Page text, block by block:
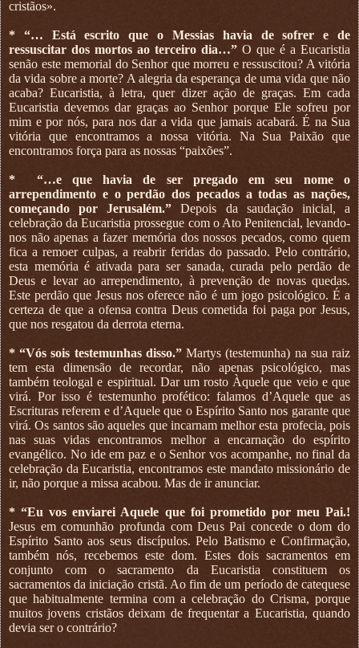
cristãos».
* “… Está escrito que o Messias havia de sofrer e de
ressuscitar dos mortos ao terceiro dia…” O que é a Eucaristia
senão este memorial do Senhor que morreu e ressuscitou? A vitória
da vida sobre a morte? A alegria da esperança de uma vida que não
acaba? Eucaristia, à letra, quer dizer ação de graças. Em cada
Eucaristia devemos dar graças ao Senhor porque Ele sofreu por
mim e por nós, para nos dar a vida que jamais acabará. É na Sua
vitória que encontramos a nossa vitória. Na Sua Paixão que
encontramos força para as nossas “paixões”.
*
“…e que havia de ser pregado em seu nome o
arrependimento e o perdão dos pecados a todas as nações,
começando por Jerusalém.” Depois da saudação inicial, a
celebração da Eucaristia prossegue com o Ato Penitencial, levando-
nos não apenas a fazer memória dos nossos pecados, como quem
fica a remoer culpas, a reabrir feridas do passado. Pelo contrário,
esta memória é ativada para ser sanada, curada pelo perdão de
Deus e levar ao arrependimento, à prevenção de novas quedas.
Este perdão que Jesus nos oferece não é um jogo psicológico. É a
certeza de que a ofensa contra Deus cometida foi paga por Jesus,
que nos resgatou da derrota eterna.
* “Vós sois testemunhas disso.”Martys (testemunha) na sua raiz
tem esta dimensão de recordar, não apenas psicológico, mas
também teologal e espiritual. Dar um rosto Àquele que veio e que
virá. Por isso é testemunho profético: falamos d’Aquele que as
Escrituras referem e d’Aquele que o Espírito Santo nos garante que
virá. Os santos são aqueles que incarnam melhor esta profecia, pois
nas suas vidas encontramos melhor a encarnação do espírito
evangélico. No ide em paz e o Senhor vos acompanhe, no final da
celebração da Eucaristia, encontramos este mandato missionário de
ir, não porque a missa acabou. Mas de ir anunciar.
* “Eu vos enviarei Aquele que foi prometido por meu Pai.!
Jesus em comunhão profunda com Deus Pai concede o dom do
Espírito Santo aos seus discípulos. Pelo Batismo e Confirmação,
também nós, recebemos este dom. Estes dois sacramentos em
conjunto com o sacramento da Eucaristia constituem os
sacramentos da iniciação cristã. Ao fim de um período de catequese
que habitualmente termina com a celebração do Crisma, porque
muitos jovens cristãos deixam de frequentar a Eucaristia, quando
devia ser o contrário?